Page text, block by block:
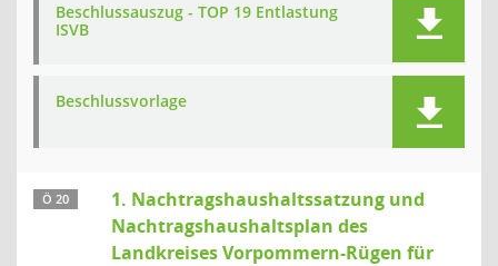
Beschlussauszug - TOP 19 Entlastung
ISVB
Beschlussvorlage
Ö 20
1. Nachtragshaushaltssatzung und
Nachtragshaushaltsplan des
Landkreises Vorpommern-Rügen für